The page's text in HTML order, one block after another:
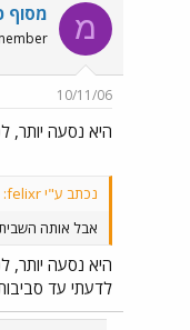
מ מסוף
10/11/06
היא נסעה יותר,
נכתב ע"י felixr:
אבל אותה השביתו מהר, 3
היא נסעה יותר,
לדעתי עד סביבות 2000, בכל אופן - לא היה לה